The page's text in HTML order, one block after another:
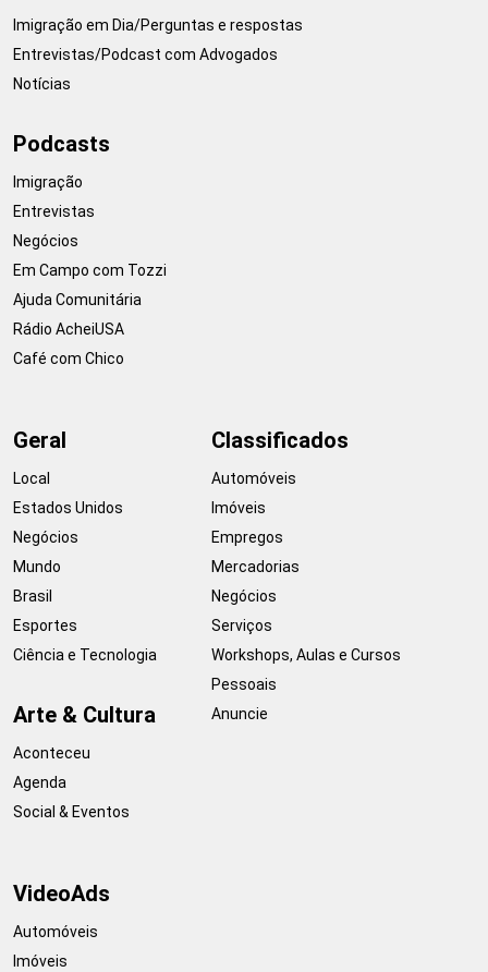
Imigração em Dia/Perguntas e respostas
Entrevistas/Podcast com Advogados
Notícias
Podcasts
Imigração
Entrevistas
Negócios
Em Campo com Tozzi
Ajuda Comunitária
Rádio AcheiUSA
Café com Chico
Geral
Local
Estados Unidos
Negócios
Mundo
Brasil
Esportes
Ciência e Tecnologia
Arte & Cultura
Aconteceu
Agenda
Social & Eventos
Classificados
Automóveis
Imóveis
Empregos
Mercadorias
Negócios
Serviços
Workshops, Aulas e Cursos
Pessoais
Anuncie
VideoAds
Automóveis
Imóveis